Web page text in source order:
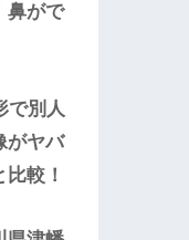
鼻がで
で別人
がヤバ
較！